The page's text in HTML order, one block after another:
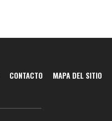
CONTACTO MAPA DEL SITIO